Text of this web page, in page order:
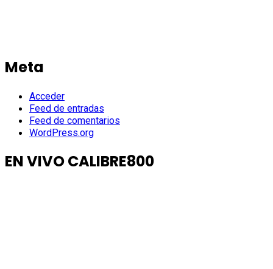
Meta
Acceder
Feed de entradas
Feed de comentarios
WordPress.org
EN VIVO CALIBRE800